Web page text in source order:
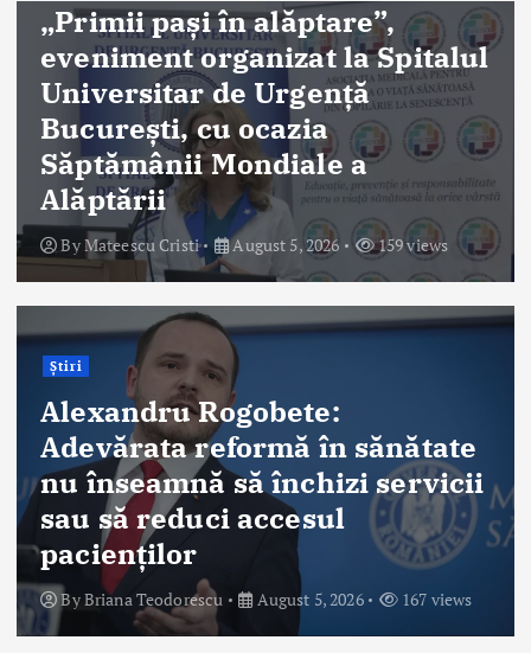
„Primii pași în alăptare”,
eveniment organizat la Spitalul
Universitar de Urgență
București, cu ocazia
Săptămânii Mondiale a
Alăptării
ByMateescu Cristi August 5, 2026 159 views
Știri
Alexandru Rogobete:
Adevărata reformă în sănătate
nu înseamnă să închizi servicii
sau să reduci accesul
pacienților
ByBriana Teodorescu August 5, 2026 167 views